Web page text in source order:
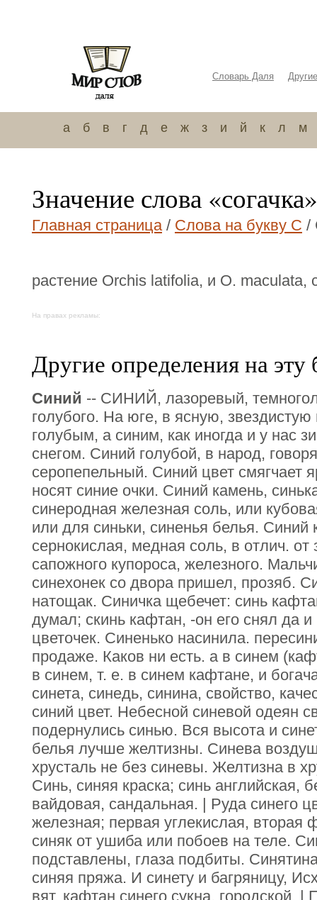
Словарь Даля
а б в г д е ж з и й к л м
Значение слова «согачка»
Главная страница/ Слова на букву С /
растение Оrchis latifolia, и О. maculata,
На правах рекламы:
Другие определения на эту
Синий -- СИНИЙ, лазоревый,
голубого. На юге, в ясную, звездистую
голубым, а синим, как иногда и у нас
снегом. Синий голубой, в народ,
серопепельный. Синий цвет смягчает
носят синие очки. Синий камень,
синеродная железная соль, или
или для синьки, синенья белья. Синий
сернокислая, медная соль, в отлич. от
сапожного купороса, железного.
синехонек со двора пришел, прозяб.
натощак. Синичка щебечет: синь
думал; скинь кафтан, -он его снял да
цветочек. Синенько насинила.
продаже. Каков ни есть. а в синем
в синем, т. е. в синем кафтане, и
синета, синедь, синина, свойство,
синий цвет. Небесной синевой одеян
подернулись синью. Вся высота и
белья лучше желтизны. Синева
хрусталь не без синевы. Желтизна в
Синь, синяя краска; синь английская,
вайдовая, сандальная. | Руда синего
железная; первая углекислая,
синяк от ушиба или побоев на теле.
подставлены, глаза подбиты.
синяя пряжа. И синету и багряницу,
вят. кафтан синего сукна, городской. |